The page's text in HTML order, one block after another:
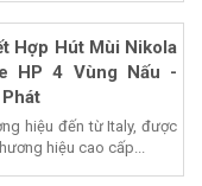
Hợp Hút Mùi Nikola
HP 4 Vùng Nấu -
hiệu đến từ Italy, được
hiệu cao cấp...